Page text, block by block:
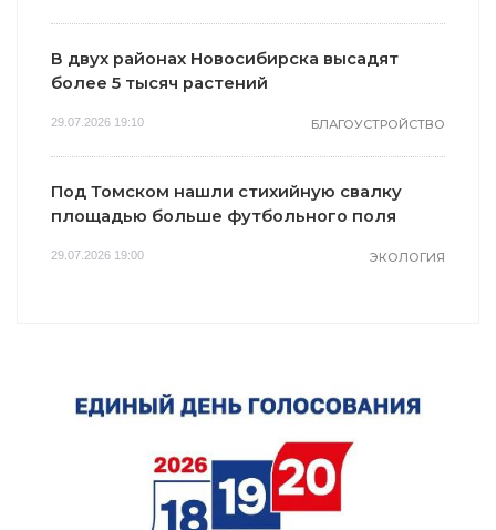
В двух районах Новосибирска высадят
более 5 тысяч растений
29.07.2026 19:10 БЛАГОУСТРОЙСТВО
Под Томском нашли стихийную свалку
площадью больше футбольного поля
29.07.2026 19:00 ЭКОЛОГИЯ